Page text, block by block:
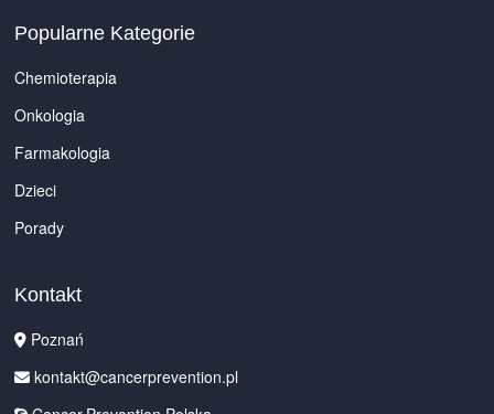
Popularne Kategorie
Chemioterapia
Onkologia
Farmakologia
Dzieci
Porady
Kontakt
Poznań
kontakt@cancerprevention.pl